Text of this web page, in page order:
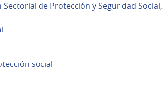
de Protección y Seguridad Social,
social